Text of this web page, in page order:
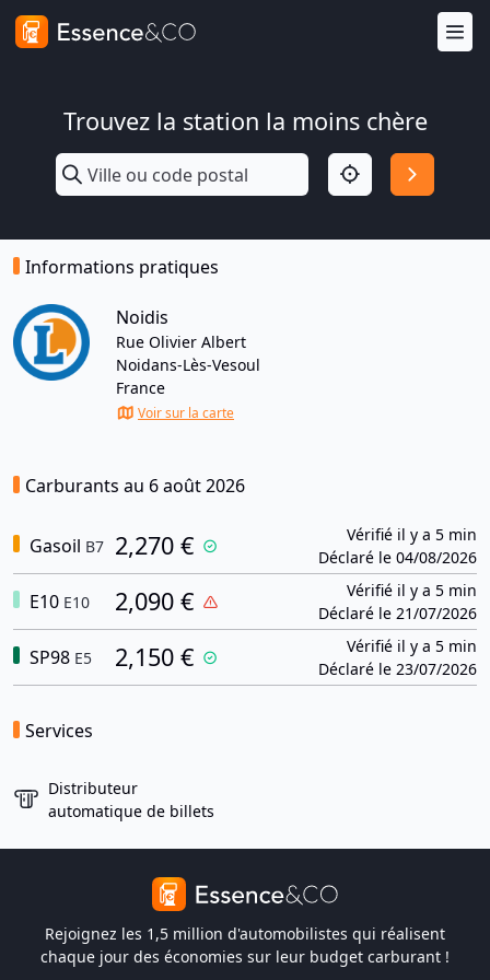
Trouvez la station la moins chère
Informations pratiques
Noidis
Rue Olivier Albert
Noidans-Lès-Vesoul
France
Voir sur la carte
Carburants au 6 août 2026
Gasoil B7 2,270 €
Vérifié il y a 5 min
Déclaré le 04/08/2026
E10 E10 2,090 €
Vérifié il y a 5 min
Déclaré le 21/07/2026
SP98 E5 2,150 €
Vérifié il y a 5 min
Déclaré le 23/07/2026
Services
Distributeur
automatique de billets
Rejoignez les 1,5 million d'automobilistes qui réalisent
chaque jour des économies sur leur budget carburant !